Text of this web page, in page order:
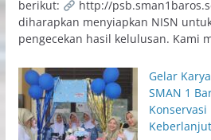
berikut:
http://
diharapkan menyiapkan NISN
pengecekan hasil kelulusan. Kami
Gelar
SMAN 1